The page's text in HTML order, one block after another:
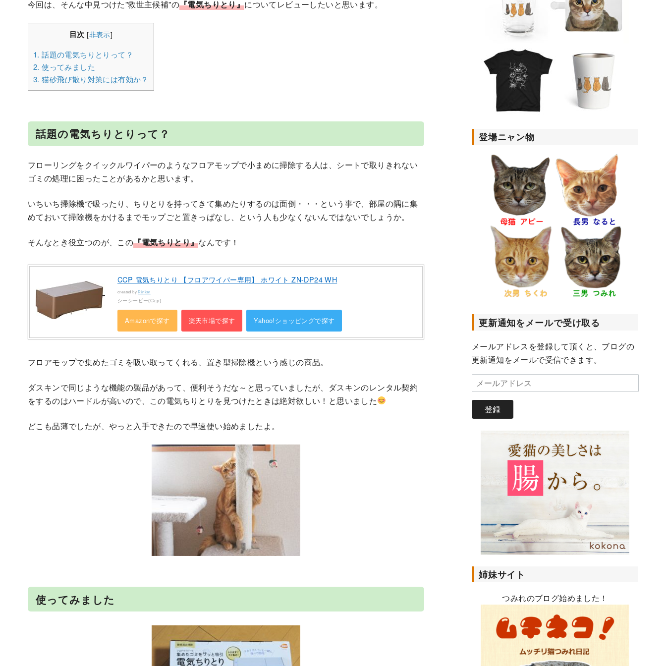
今回は、そんな中見つけた”救世主候補”の『電気ちりとり』についてレビューしたいと思います。
目次 [非表示]
1. 話題の電気ちりとりって？
2. 使ってみました
3. 猫砂飛び散り対策には有効か？
話題の電気ちりとりって？
フローリングをクイックルワイパーのようなフロアモップで小まめに掃除する人は、シートで取りきれない
ゴミの処理に困ったことがあるかと思います。
いちいち掃除機で吸ったり、ちりとりを持ってきて集めたりするのは面倒・・・という事で、部屋の隅に集
めておいて掃除機をかけるまでモップごと置きっぱなし、という人も少なくないんではないでしょうか。
そんなとき役立つのが、この『電気ちりとり』なんです！
CCP 電気ちりとり 【フロアワイパー専用】 ホワイト ZN-DP24 WH
created by Rinker
シーシーピー(Ccp)
Amazonで探す 楽天市場で探す Yahoo!ショッピングで探す
フロアモップで集めたゴミを吸い取ってくれる、置き型掃除機という感じの商品。
ダスキンで同じような機能の製品があって、便利そうだな～と思っていましたが、ダスキンのレンタル契約
をするのはハードルが高いので、この電気ちりとりを見つけたときは絶対欲しい！と思いました
どこも品薄でしたが、やっと入手できたので早速使い始めましたよ。
使ってみました
登場ニャン物
更新通知をメールで受け取る
メールアドレスを登録して頂くと、ブログの
更新通知をメールで受信できます。
メ
ー
ア
登録
姉妹サイト
つみれのブログ始めました！